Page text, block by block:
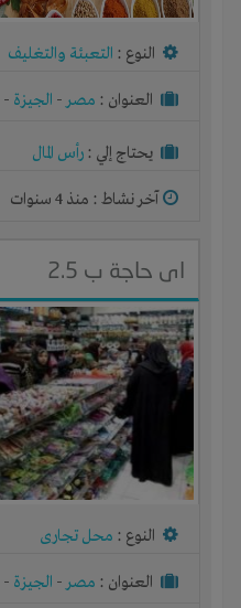
النوع : التعبئة والتغليف
العنوان : مصر- الجيزة -
يحتاج إلي : رأس المال
آخر نشاط : منذ 4 سنوات
اى حاجة ب 2.5
النوع : محل تجارى
العنوان : مصر- الجيزة -